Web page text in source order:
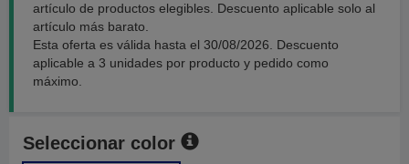
artículo de productos elegibles. Descuento aplicable solo al
artículo más barato.
Esta oferta es válida hasta el 30/08/2026. Descuento
aplicable a 3 unidades por producto y pedido como
máximo.
Seleccionar color